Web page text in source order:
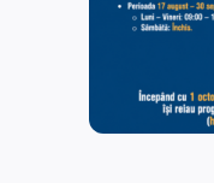
Centrul de